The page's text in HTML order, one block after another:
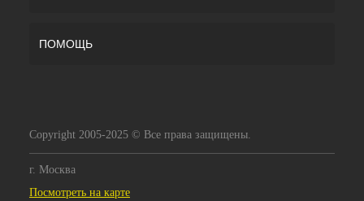
ПОМОЩЬ
Copyright 2005-2025 © Все права защищены.
г. Москва
Посмотреть на карте